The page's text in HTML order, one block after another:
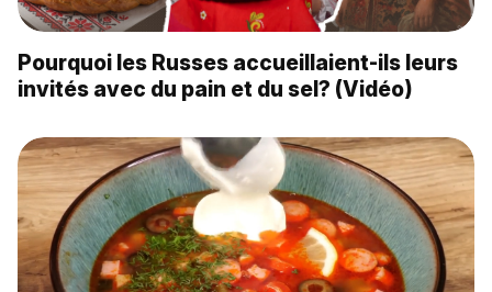
Pourquoi les Russes accueillaient-ils leurs
invités avec du pain et du sel? (Vidéo)